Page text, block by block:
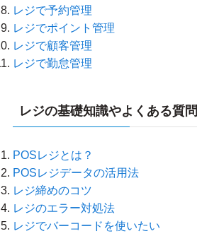
レジで予約管理
レジでポイント管理
レジで顧客管理
レジで勤怠管理
レジの基礎知識やよくある質問
POSレジとは？
POSレジデータの活用法
レジ締めのコツ
レジのエラー対処法
レジでバーコードを使いたい